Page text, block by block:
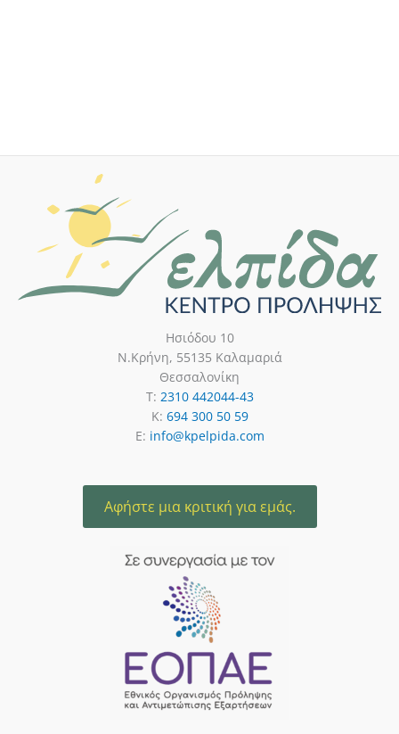
Ησιόδου 10
Ν.Κρήνη, 55135 Καλαμαριά
Θεσσαλονίκη
T: 2310 442044-43
K: 694 300 50 59
E: info@kpelpida.com
Αφήστε μια κριτική για εμάς.